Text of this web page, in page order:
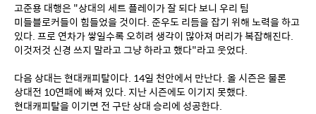
고준용 대행은 "상대의 세트 플레이가 잘 되다 보니 우리 팀
미들블로커들이 힘들었을 것이다. 준우도 리듬을 잡기 위해 노력을 하고
있다. 프로 연차가 쌓일수록 오히려 생각이 많아져 머리가 복잡해진다.
이것저것 신경 쓰지 말라고 그냥 하라고 했다"라고 웃었다.
다음 상대는 현대캐피탈이다. 14일 천안에서 만난다. 올 시즌은 물론
상대전 10연패에 빠져 있다. 지난 시즌에도 이기지 못했다.
현대캐피탈을 이기면 전 구단 상대 승리에 성공한다.